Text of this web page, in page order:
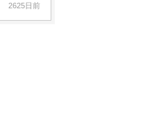
2625日前